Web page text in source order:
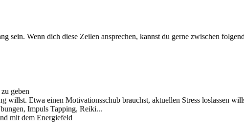
sein. Wenn dich diese Zeilen ansprechen, kannst du gerne zwischen
geben
willst. Etwa einen Motivationsschub brauchst, aktuellen Stress loslassen
Impuls Tapping, Reiki...
mit dem Energiefeld